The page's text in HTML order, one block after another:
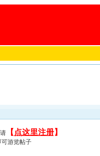
【 点这里注册】
游览帖子